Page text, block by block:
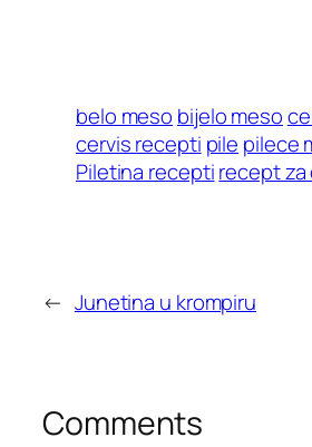
belo meso bijelo meso
cervis recepti pile pilece
Piletina receptirecept za
← Junetina u krompiru
Comments